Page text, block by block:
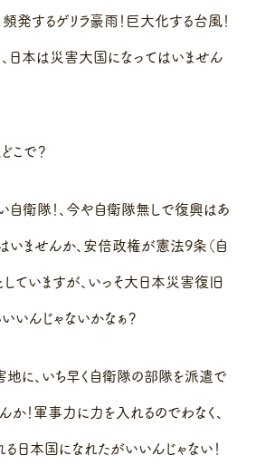
発するゲリラ豪雨！巨大化する台風！
日本は災害大国になってはいません
こで？
衛隊！、今や自衛隊無しで復興はあ
いませんか、安倍政権が憲法9条（自
していますが、いっそ大日本災害復旧
いんじゃないかなぁ？
に、いち早く自衛隊の部隊を派遣で
か！軍事力に力を入れるのでわなく、
日本国になれたがいいんじゃない！